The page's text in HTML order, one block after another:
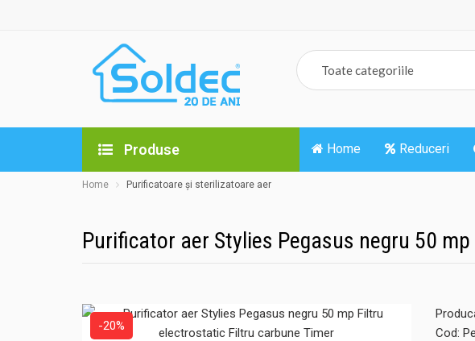
Produse Home Reduceri
Home Purificatoare și sterilizatoare aer
Purificator aer Stylies Pegasus negru 50
-20%
Cod: